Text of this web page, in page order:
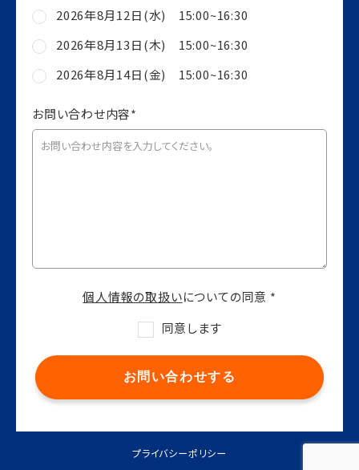
2026年8月12日(水) 15:00~16:30
2026年8月13日(木) 15:00~16:30
2026年8月14日(金) 15:00~16:30
お問い合わせ内容*
個人情報の取扱いについての同意 *
同意します
お問い合わせする
プライバシーポリシー